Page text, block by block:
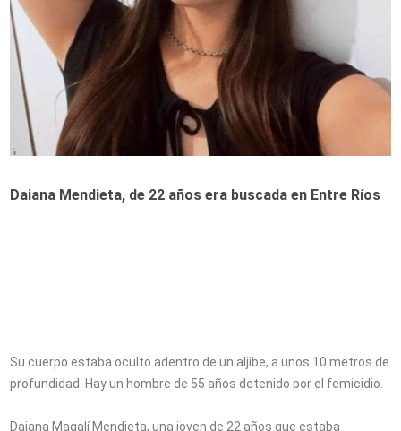
Daiana Mendieta, de 22 años era buscada en Entre Ríos
Su cuerpo estaba oculto adentro de un aljibe, a unos 10 metros de
profundidad. Hay un hombre de 55 años detenido por el femicidio.
Daiana Magalí Mendieta, una joven de 22 años que estaba